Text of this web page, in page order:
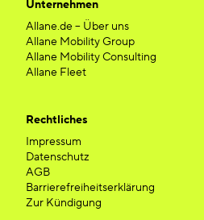
Unternehmen
Allane.de – Über uns
Allane Mobility Group
Allane Mobility Consulting
Allane Fleet
Rechtliches
Impressum
Datenschutz
AGB
Barrierefreiheitserklärung
Zur Kündigung